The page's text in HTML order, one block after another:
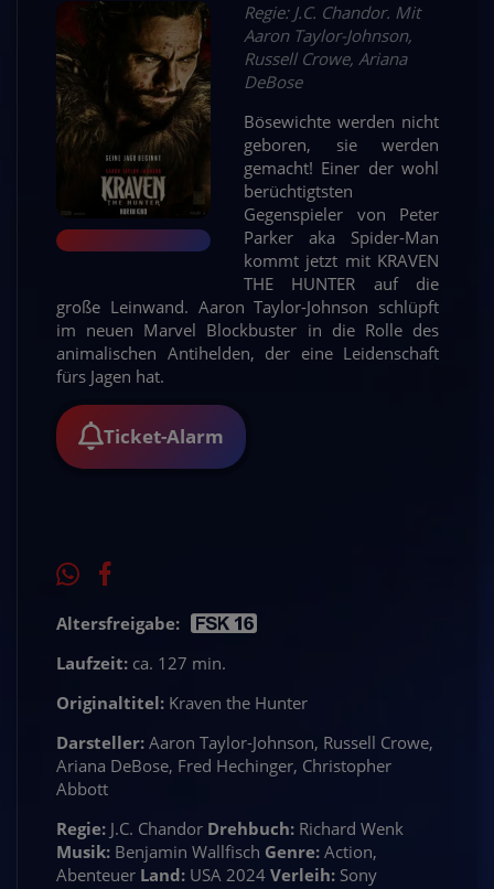
Regie: J.C. Chandor. Mit
Aaron Taylor-Johnson,
Russell Crowe, Ariana
DeBose
Bösewichte werden nicht
geboren, sie werden
gemacht! Einer der wohl
berüchtigtsten
Gegenspieler von Peter
Parker aka Spider-Man
kommt jetzt mit KRAVEN
THE HUNTER auf die
große Leinwand. Aaron Taylor-Johnson schlüpft
im neuen Marvel Blockbuster in die Rolle des
animalischen Antihelden, der eine Leidenschaft
fürs Jagen hat.
Ticket-Alarm
Altersfreigabe:
Laufzeit: ca. 127 min.
Originaltitel: Kraven the Hunter
Darsteller: Aaron Taylor-Johnson, Russell Crowe,
Ariana DeBose, Fred Hechinger, Christopher
Abbott
Regie: J.C. Chandor Drehbuch: Richard Wenk
Musik: Benjamin Wallfisch Genre: Action,
Abenteuer Land: USA 2024 Verleih: Sony